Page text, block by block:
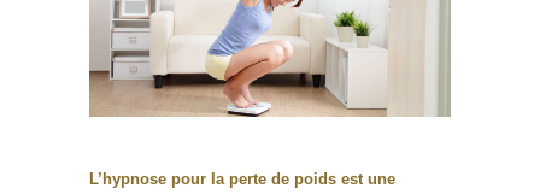
L’hypnose pour la perte de poids est une